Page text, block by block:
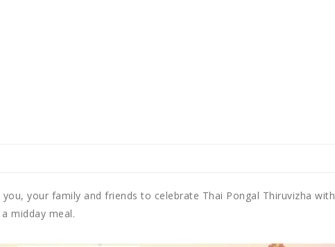
your family and friends to celebrate Thai Pongal Thiruvizha with
midday meal.